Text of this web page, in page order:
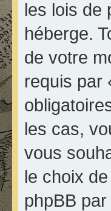
les lois de
héberge.
de votre
requis par
les cas,
vous
le choix
phpBB